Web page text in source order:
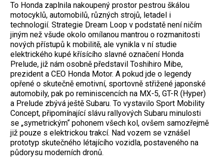
To Honda zaplnila nakoupený prostor pestrou škálou
motocyklů, automobilů, různých strojů, letadel i
technologií. Strategie Dream Loop v podstatě není ničím
jiným než všude okolo omílanou mantrou o rozmanitosti
nových přístupů k mobilitě, ale vynikla v ní studie
elektrického kupé křísícího slavné označení Honda
Prelude, již nám osobně představil Toshihiro Mibe,
prezident a CEO Honda Motor. A pokud jde o legendy
opřené o skutečně emotivní, sportovně střižené japonské
automobily, pak po reminiscencích na MX-5, GT-R (Hyper)
a Prelude zbývá ještě Subaru. To vystavilo Sport Mobility
Concept, připomínající slávu rallyových Subaru minulosti
se „symetrickým“ pohonem všech kol, ovšem samozřejmě
již pouze s elektrickou trakcí. Nad vozem se vznášel
prototyp skutečného létajícího vozidla, postaveného na
půdorysu moderních dronů.